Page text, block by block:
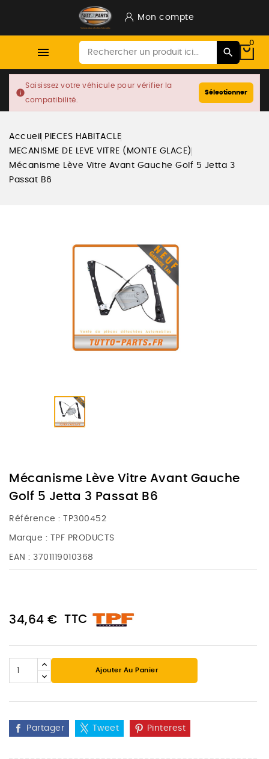
Mon compte

0
info
Saisissez votre véhicule pour vérifier la
compatibilité.
Sélectionner
Accueil
PIECES HABITACLE
MECANISME DE LEVE VITRE (MONTE GLACE)
Mécanisme Lève Vitre Avant Gauche Golf 5 Jetta 3
Passat B6
Mécanisme Lève Vitre Avant Gauche
Golf 5 Jetta 3 Passat B6
Référence : TP300452
Marque : TPF PRODUCTS
EAN : 3701119010368
34,64 € TTC
Ajouter Au Panier
Partager Tweet Pinterest